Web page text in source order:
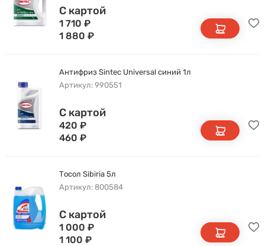
С картой
1 710 ₽
1 880 ₽
Антифриз Sintec Universal синий 1л
Артикул: 990551
С картой
420 ₽
460 ₽
Тосол Sibiria 5л
Артикул: 800584
С картой
1 000 ₽
1 100 ₽